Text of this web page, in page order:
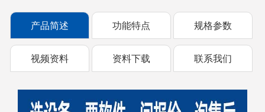
产品简述 功能特点 规格参数
视频资料 资料下载 联系我们